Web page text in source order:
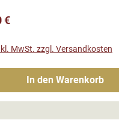
Preis:
€
MwSt. zzgl. Versandkosten
In den Warenkorb